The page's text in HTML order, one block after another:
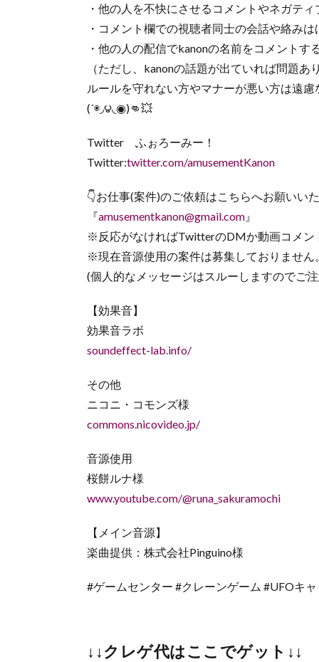
・他の人を不快にさせるコメントやネガテ
・コメント欄での視聴者同士の会話や絡み
・他の人の配信でkanonの名前をコメントす
（ただし、kanonの話題が出ていれば問題あ
ルールを守れない方やマナーが悪い方は遠
(´◉◞౪◟◉)👊💥
Twitter ふぉろーみー！
Twitter:twitter.com/amusementKanon
👇お仕事(案件)のご依頼はこちらへお願いい
『amusementkanon@gmail.com 』
※反応がなければTwitterのDMか動画コメン
※現在音源使用の案件は募集しておりません
(個人的なメッセージはスルーしますのでご
【効果音】
効果音ラボ
soundeffect-lab.info/
その他
ニコニ・コモンズ様
commons.nicovideo.jp/
音源使用
桜餅ルナ様
www.youtube.com/@runa_sakuramochi
【メイン音源】
楽曲提供：株式会社Pinguino様
#ゲームセンター #クレーンゲーム #UFOキ
↓↓クレゲ代はここでゲット↓↓